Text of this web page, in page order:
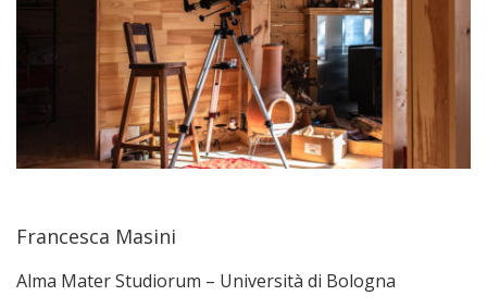
Francesca Masini
Alma Mater Studiorum – Università di Bologna